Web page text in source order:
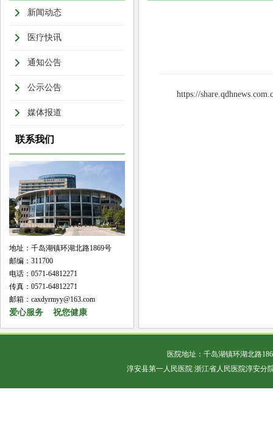
新闻动态
医疗快讯
通知公告
公示公告
媒体报道
联系我们
地址：千岛湖镇环湖北路1869号
邮编：311700
电话：0571-64812271
传真：0571-64812271
邮箱：caxdyrmyy@163.com
爱心服务 祝您健康
https://
医院地址：千岛湖镇环湖北路
淳安县第一人民医院 浙江省人民医院淳安分